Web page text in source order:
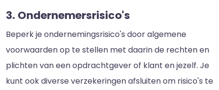
3. Ondernemersrisico's
Beperk je ondernemingsrisico's door algemene
voorwaarden op te stellen met daarin de rechten en
plichten van een opdrachtgever of klant en jezelf. Je
kunt ook diverse verzekeringen afsluiten om risico's te